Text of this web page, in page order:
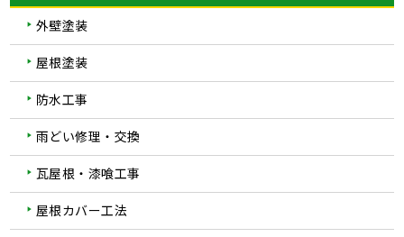
外壁塗装
屋根塗装
防水工事
雨どい修理・交換
瓦屋根・漆喰工事
屋根カバー工法